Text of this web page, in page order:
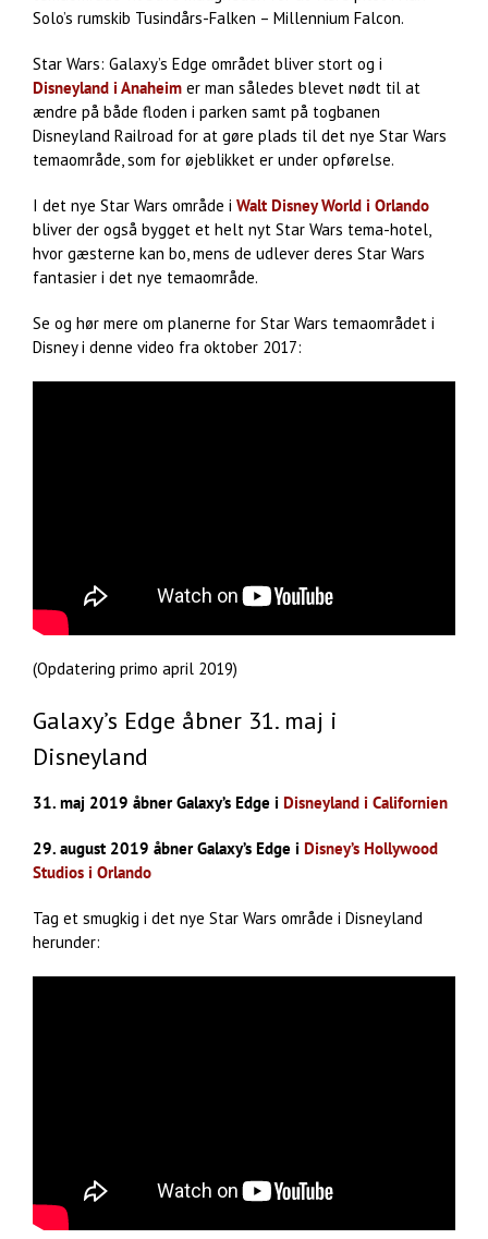
Solo’s rumskib Tusindårs-Falken – Millennium Falcon.
Star Wars: Galaxy’s Edge området bliver stort og i
Disneyland i Anaheim er man således blevet nødt til at
ændre på både floden i parken samt på togbanen
Disneyland Railroad for at gøre plads til det nye Star Wars
temaområde, som for øjeblikket er under opførelse.
I det nye Star Wars område i Walt Disney World i Orlando
bliver der også bygget et helt nyt Star Wars tema-hotel,
hvor gæsterne kan bo, mens de udlever deres Star Wars
fantasier i det nye temaområde.
Se og hør mere om planerne for Star Wars temaområdet i
Disney i denne video fra oktober 2017:
(Opdatering primo april 2019)
Galaxy’s Edge åbner 31. maj i
Disneyland
31. maj 2019 åbner Galaxy’s Edge i Disneyland i Californien
29. august 2019 åbner Galaxy’s Edge i Disney’s Hollywood
Studios i Orlando
Tag et smugkig i det nye Star Wars område i Disneyland
herunder: